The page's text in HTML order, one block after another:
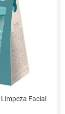
Facial